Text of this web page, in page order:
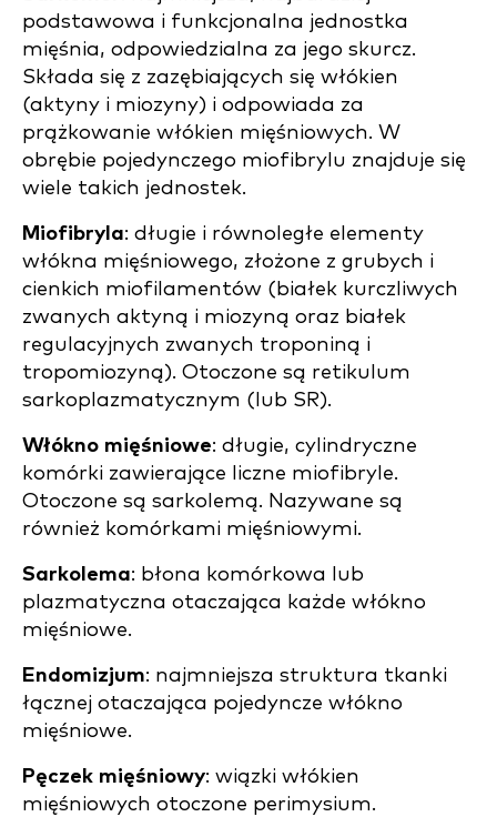
podstawowa i funkcjonalna jednostka
mięśnia, odpowiedzialna za jego skurcz.
Składa się z zazębiających się włókien
(aktyny i miozyny) i odpowiada za
prążkowanie włókien mięśniowych. W
obrębie pojedynczego miofibrylu znajduje się
wiele takich jednostek.
Miofibryla: długie i równoległe elementy
włókna mięśniowego, złożone z grubych i
cienkich miofilamentów (białek kurczliwych
zwanych aktyną i miozyną oraz białek
regulacyjnych zwanych troponiną i
tropomiozyną). Otoczone są retikulum
sarkoplazmatycznym (lub SR).
Włókno mięśniowe: długie, cylindryczne
komórki zawierające liczne miofibryle.
Otoczone są sarkolemą. Nazywane są
również komórkami mięśniowymi.
Sarkolema: błona komórkowa lub
plazmatyczna otaczająca każde włókno
mięśniowe.
Endomizjum: najmniejsza struktura tkanki
łącznej otaczająca pojedyncze włókno
mięśniowe.
Pęczek mięśniowy: wiązki włókien
mięśniowych otoczone perimysium.